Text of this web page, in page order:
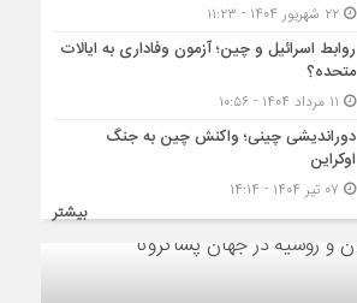
۲۲ شهریور ۱۴۰۴ - ۱۱:۲۳
روابط اسرائیل و چین؛ آزمون وفاداری به ایالات
متحده؟
دوراندیشی چینی؛ واکنش چین به جنگ
اوکراین
بیشتر